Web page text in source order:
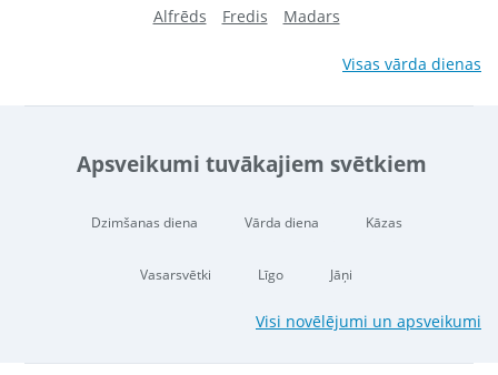
Alfrēds Fredis Madars
Visas vārda dienas
Apsveikumi tuvākajiem svētkiem
Dzimšanas diena Vārda diena Kāzas
Vasarsvētki Līgo Jāņi
Visi novēlējumi un apsveikumi